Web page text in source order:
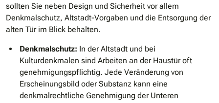
sollten Sie neben Design und Sicherheit vor allem
Denkmalschutz, Altstadt-Vorgaben und die Entsorgung der
alten Tür im Blick behalten.
Denkmalschutz: In der Altstadt und bei
Kulturdenkmalen sind Arbeiten an der Haustür oft
genehmigungspflichtig. Jede Veränderung von
Erscheinungsbild oder Substanz kann eine
denkmalrechtliche Genehmigung der Unteren